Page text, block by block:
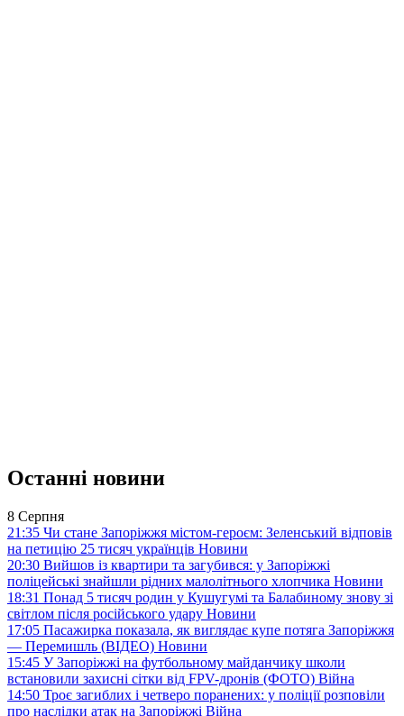
Останні новини
8 Серпня
21:35 Чи стане Запоріжжя містом-героєм: Зеленський відповів
на петицію 25 тисяч українців Новини
20:30 Вийшов із квартири та загубився: у Запоріжжі
поліцейські знайшли рідних малолітнього хлопчика Новини
18:31 Понад 5 тисяч родин у Кушугумі та Балабиному знову зі
світлом після російського удару Новини
17:05 Пасажирка показала, як виглядає купе потяга Запоріжжя
— Перемишль (ВІДЕО) Новини
15:45 У Запоріжжі на футбольному майданчику школи
встановили захисні сітки від FPV-дронів (ФОТО) Війна
14:50 Троє загиблих і четверо поранених: у поліції розповіли
про наслідки атак на Запоріжжі Війна